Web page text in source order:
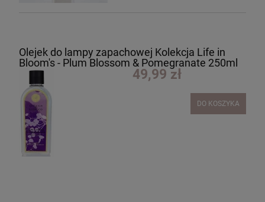
Olejek do lampy zapachowej Kolekcja Life in
Bloom's - Plum Blossom & Pomegranate 250ml
49,99 zł
DO KOSZYKA